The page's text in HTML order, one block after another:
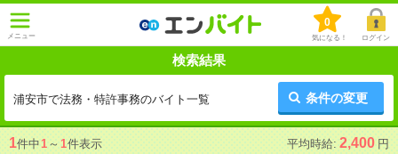
メニュー
0
気になる！ ログイン
検索結果
浦安市で法務・特許事務のバイト一覧 条件の変更
1件中1 ～ 1件表示 平均時給: 2,400 円